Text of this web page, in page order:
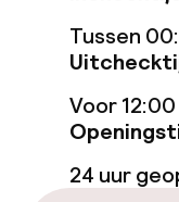
Betaalde
Zonneterras
Eet- en
Tussen
Voor 12:00
24 uur